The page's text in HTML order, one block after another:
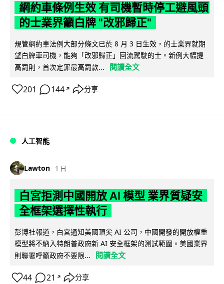
網約車條例生效 有司機暫時停工避風頭
的士業界籲白牌 "改邪歸正"
規管網約車法例大部分條文已於 8 月 3 日生效，的士業界就期
望白牌車司機，能夠「改邪歸正」回流駕駛的士。新例大幅提
高罰則，首次定罪最高罰款...
閱讀全文
201 144 ↗ 分享
人工智能
Lawton 1 日
白宮拒測中國開放 AI 模型 業界質疑安
全框架選擇性執行
彭博社報道，白宮通知美國頂尖 AI 公司，中國開發的開放權重
模型將不納入特朗普政府新 AI 安全框架的測試範圍。美國業界
則聯署呼籲政府不要限...
閱讀全文
44 21 ↗ 分享